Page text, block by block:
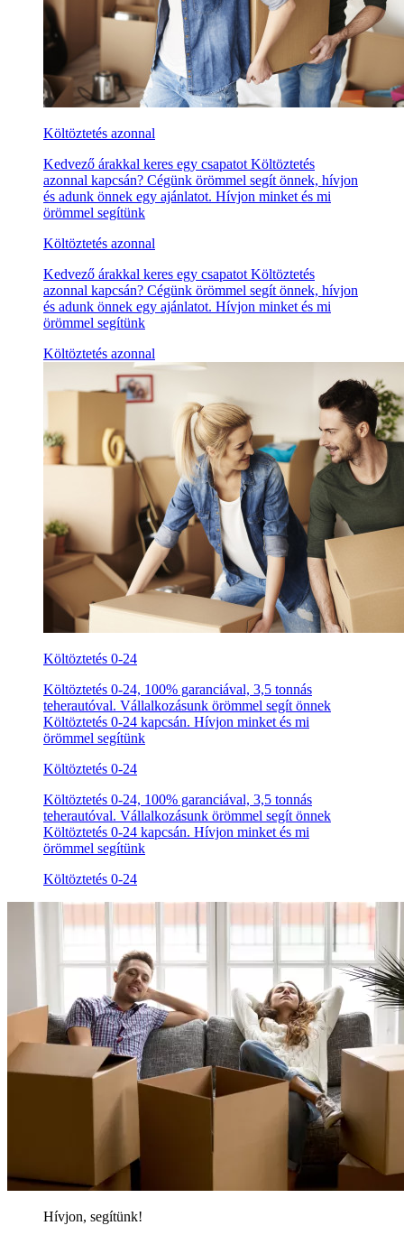
Költöztetés azonnal
Kedvező árakkal keres egy csapatot Költöztetés
azonnal kapcsán? Cégünk örömmel segít önnek, hívjon
és adunk önnek egy ajánlatot. Hívjon minket és mi
örömmel segítünk
Költöztetés azonnal
Kedvező árakkal keres egy csapatot Költöztetés
azonnal kapcsán? Cégünk örömmel segít önnek, hívjon
és adunk önnek egy ajánlatot. Hívjon minket és mi
örömmel segítünk
Költöztetés azonnal
Költöztetés 0-24
Költöztetés 0-24, 100% garanciával, 3,5 tonnás
teherautóval. Vállalkozásunk örömmel segít önnek
Költöztetés 0-24 kapcsán. Hívjon minket és mi
örömmel segítünk
Költöztetés 0-24
Költöztetés 0-24, 100% garanciával, 3,5 tonnás
teherautóval. Vállalkozásunk örömmel segít önnek
Költöztetés 0-24 kapcsán. Hívjon minket és mi
örömmel segítünk
Költöztetés 0-24
Hívjon, segítünk!